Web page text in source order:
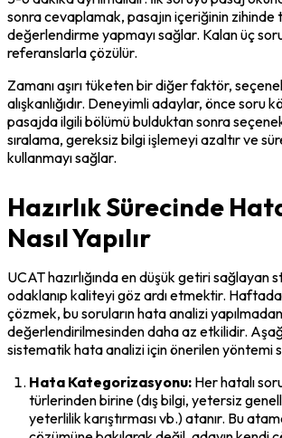
sonra cevaplamak, pasajın içeriğinin
değerlendirme yapmayı sağlar. Kalan üç
referanslarla çözülür.
Zamanı aşırı tüketen bir diğer faktör,
alışkanlığıdır. Deneyimli adaylar, önce soru
pasajda ilgili bölümü bulduktan sonra
sıralama, gereksiz bilgi işlemeyi azaltır ve
kullanmayı sağlar.
Hazırlık Sürecinde
Nasıl Yapılır
UCAT hazırlığında en düşük getiri sağlayan
odaklanıp kaliteyi göz ardı etmektir.
çözmek, bu soruların hata analizi yapılmadan
değerlendirilmesinden daha az etkilidir.
sistematik hata analizi için önerilen yöntemi
Hata Kategorizasyonu: Her hatalı
türlerinden birine (dış bilgi, yetersiz
yeterlilik karıştırması vb.) atanır. Bu